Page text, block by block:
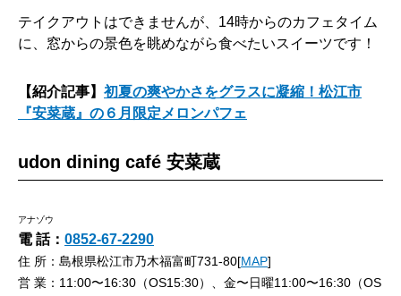
テイクアウトはできませんが、14時からのカフェタイム
に、窓からの景色を眺めながら食べたいスイーツです！
【紹介記事】 初夏の爽やかさをグラスに凝縮！松江市
『安菜蔵』の６月限定メロンパフェ
udon dining café 安菜蔵
アナゾウ
電 話： 0852-67-2290
住 所：島根県松江市乃木福富町731-80[MAP]
営 業：11:00〜16:30（OS15:30）、金〜日曜11:00〜16:30（OS